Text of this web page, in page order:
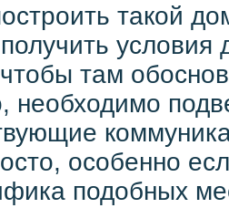
такой
там
необходимо
особенно
подобных